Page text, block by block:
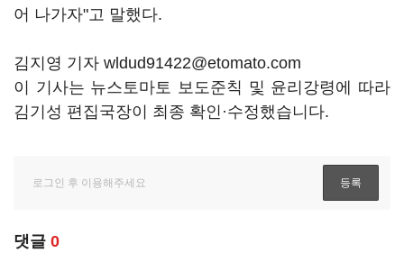
어 나가자"고 말했다.
김지영 기자 wldud91422@etomato.com
이 기사는 뉴스토마토 보도준칙 및 윤리강령에 따라
김기성 편집국장이 최종 확인·수정했습니다.
댓글 0